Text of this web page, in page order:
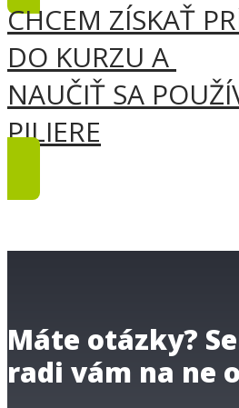
CHCEM ZÍSKAŤ
DO KURZU A
NAUČIŤ SA
PILIERE
Máte otázky?
radi vám na ne